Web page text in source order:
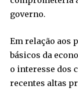
governo.
Em relação aos
básicos da
o interesse dos
recentes altas